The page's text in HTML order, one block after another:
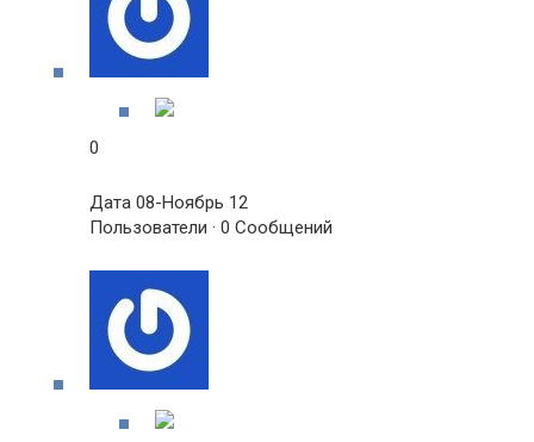
0
Дата 08-Ноябрь 12
Пользователи · 0 Сообщений